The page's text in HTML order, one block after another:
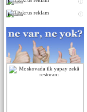
Реклама
Реклама